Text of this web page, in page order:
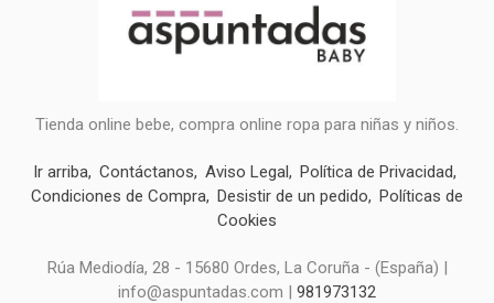
Tienda online bebe, compra online ropa para niñas y niños.
Ir arriba Contáctanos Aviso Legal
Política de Privacidad
Condiciones de Compra Desistir de un pedido
Políticas de
Cookies
Rúa Mediodía, 28 - 15680 Ordes, La Coruña - (España) |
info@aspuntadas.com | 981973132